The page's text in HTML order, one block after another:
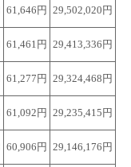
61,646円 29,502,020円
61,461円 29,413,336円
61,277円 29,324,468円
61,092円 29,235,415円
60,906円 29,146,176円